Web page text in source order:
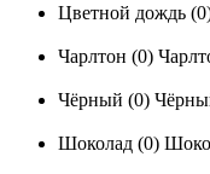
Цветной дождь
Чарлтон (0)
Чёрный (0)
Шоколад (0)